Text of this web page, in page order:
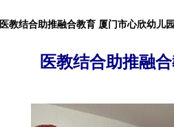
医教结合助推融合教育 厦门市心欣幼儿
医教结合助推融